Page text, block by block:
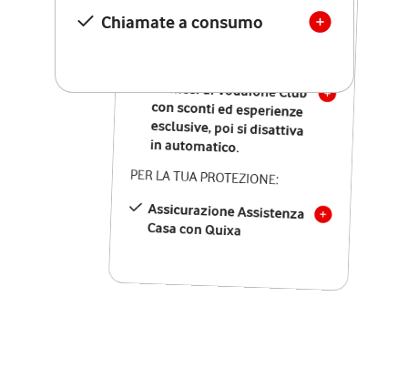
Chiamate a consumo
nazionali
12 mesi di Vodafone Club
con sconti ed esperienze
esclusive, poi si disattiva
in automatico.
PER LA TUA PROTEZIONE:
Assicurazione Assistenza
Casa con Quixa